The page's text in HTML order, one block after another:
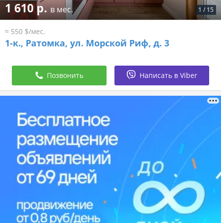
1 / 15
1 610 р.в мес.
≈ 550 $/мес.
1-к., Ратомка, ул. Морской Риф, д. 3
Позвонить Написать в Viber